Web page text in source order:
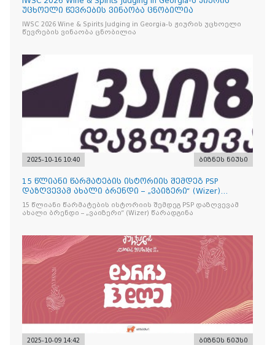
უცხოელი წევრების ვინაობა ცნობილია
IWSC 2026 Wine & Spirits Judging in Georgia-ს ჟიურის უცხოელი
წევრების ვინაობა ცნობილია
2025-10-16 10:40 ბიზნეს ნიუსი
15 წლიანი წარმატების ისტორიის შემდეგ PSP
დაზღვევამ ახალი ბრენდი – „ვაიზერი“ (Wizer)
წარადგინა
15 წლიანი წარმატების ისტორიის შემდეგ PSP დაზღვევამ
ახალი ბრენდი – „ვაიზერი“ (Wizer) წარადგინა
2025-10-09 14:42 ბიზნეს ნიუსი